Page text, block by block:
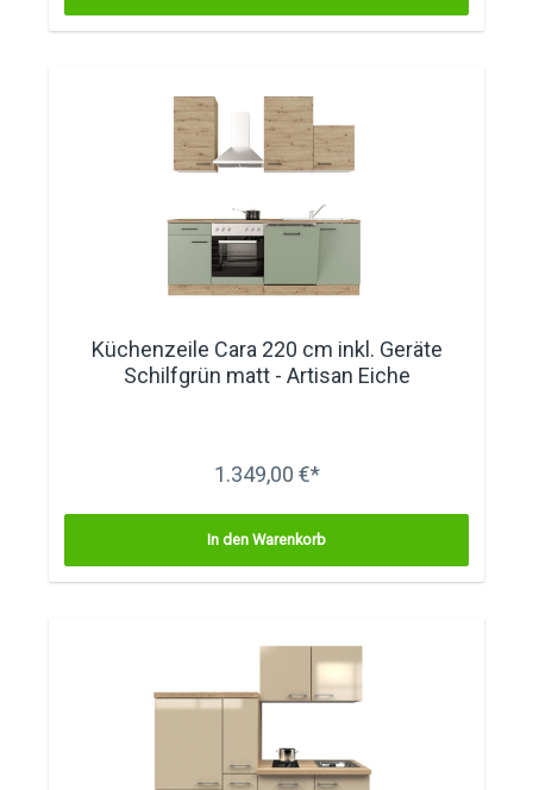
Küchenzeile Cara 220 cm inkl. Geräte
Schilfgrün matt - Artisan Eiche
1.349,00 €*
In den Warenkorb